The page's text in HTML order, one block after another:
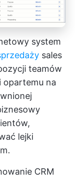
system
sales
teamów
opartemu na
lejki
CRM